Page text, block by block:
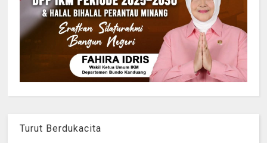
Turut Berdukacita